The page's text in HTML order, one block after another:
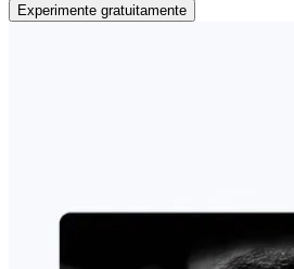
Experimente gratuitamente